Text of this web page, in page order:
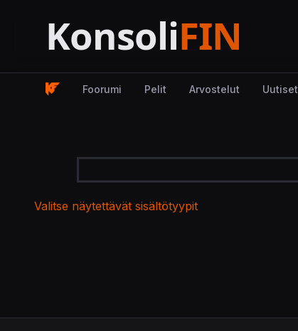
Foorumi Pelit Arvostelut Uutiset
Valitse näytettävät sisältötyypit